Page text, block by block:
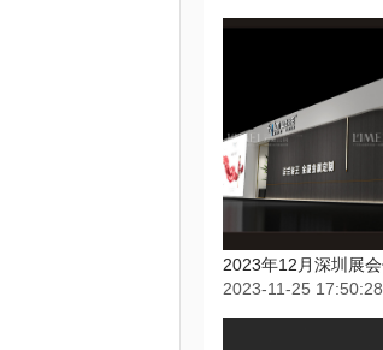
2023-09-14 15:52:40